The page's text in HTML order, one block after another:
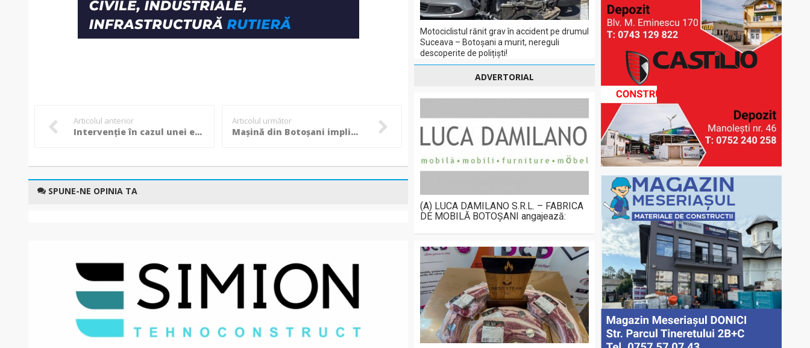
Articolul anterior
Intervenție în cazul unei explozii urmată de incendiu la o fabrică de alcool din municipiul Botoșani!
Articolul următor
Mașină din Botoșani implicată într-un accident rutier la Iași! (Foto)
SPUNE-NE OPINIA TA
Motociclistul rănit grav în accident pe drumul
Suceava – Botoșani a murit, nereguli
descoperite de polițiști!
ADVERTORIAL
(A) LUCA DAMILANO S.R.L. – FABRICA
DE MOBILĂ BOTOȘANI angajează: